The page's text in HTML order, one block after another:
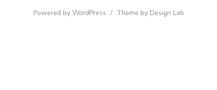
Powered by WordPress / Theme by Design Lab